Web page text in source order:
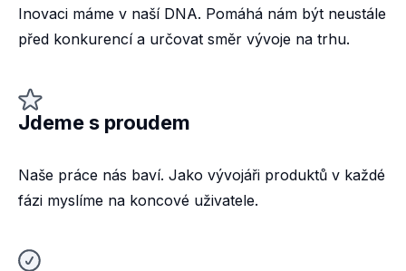
Inovaci máme v naší DNA. Pomáhá nám být neustále
před konkurencí a určovat směr vývoje na trhu.
Jdeme s proudem
Naše práce nás baví. Jako vývojáři produktů v každé
fázi myslíme na koncové uživatele.